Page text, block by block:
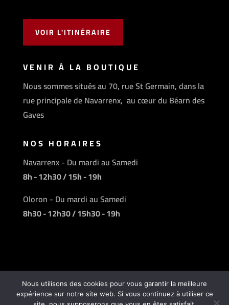
VOIR L'ITINÉRAIRE
VENIR À LA BOUTIQUE
Nous sommes situés au 70, rue St Germain, dans la
rue principale de Navarrenx, au cœur du Béarn des
Gaves
NOS HORAIRES
Navarrenx - Du mardi au Samedi
8h - 12h30 / 15h - 19h
Oloron - Du mardi au Samedi
8h30 - 12h30 / 15h30 - 19h
Une réalisationTICsynergie| © Charcuterie
Nous utilisons des cookies pour vous garantir la meilleure
expérience sur notre site web. Si vous continuez à utiliser ce